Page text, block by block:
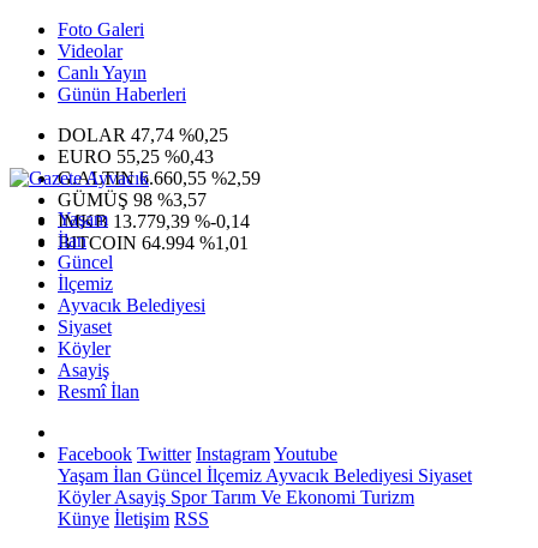
Foto Galeri
Videolar
Canlı Yayın
Günün Haberleri
DOLAR 47,74 %0,25
EURO 55,25 %0,43
G.ALTIN6.660,55 %2,59
GÜMÜŞ 98 %3,57
IMKB 13.779,39 %-0,14
BITCOIN 64.994 %1,01
Yaşam
İlan
Güncel
İlçemiz
Ayvacık Belediyesi
Siyaset
Köyler
Asayiş
Resmî İlan
Facebook Twitter InstagramYoutube
Yaşam İlan Güncel İlçemiz Ayvacık Belediyesi Siyaset
KöylerAsayiş SporTarım Ve Ekonomi Turizm
Künye İletişim RSS